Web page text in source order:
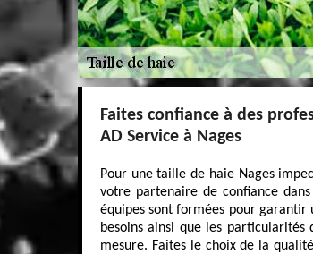
Faites confiance à des
AD Service à Nages
Pour une taille de haie Nages
votre partenaire de confiance
équipes sont formées pour garantir
besoins ainsi que les
mesure. Faites le choix de la